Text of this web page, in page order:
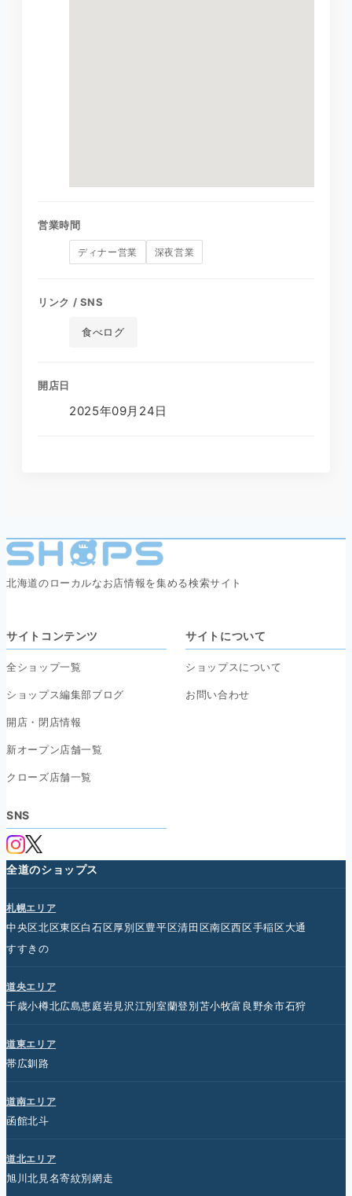
営業時間
ディナー営業 深夜営業
リンク / SNS
食べログ
開店日
2025年09月24日
北海道のローカルなお店情報を集める検索サイト
サイトコンテンツ
全ショップ一覧
ショップス編集部ブログ
開店・閉店情報
新オープン店舗一覧
クローズ店舗一覧
サイトについて
ショップスについて
お問い合わせ
SNS
全道のショップス
札幌エリア
中央区北区東区白石区厚別区豊平区清田区南区西区手稲区大通
すすきの
道央エリア
千歳小樽北広島恵庭岩見沢江別室蘭登別苫小牧富良野余市石狩
道東エリア
帯広釧路
道南エリア
函館北斗
道北エリア
旭川北見 名寄紋別網走